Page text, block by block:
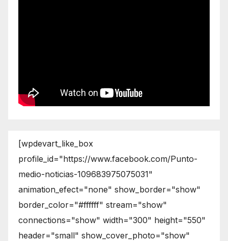
[wpdevart_like_box
profile_id="https://www.facebook.com/Punto-
medio-noticias-109683975075031"
animation_efect="none" show_border="show"
border_color="#ffffff" stream="show"
connections="show" width="300" height="550"
header="small" show_cover_photo="show"